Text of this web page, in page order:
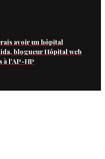
avoir un hôpital
blogueur Hôpital web
l’AP-HP